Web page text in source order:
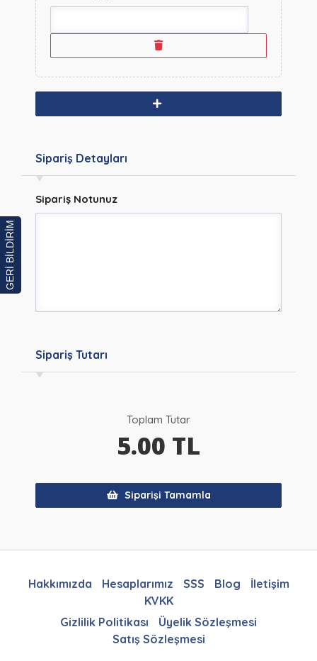
Sipariş Detayları
Sipariş Notunuz
Sipariş Tutarı
Toplam Tutar
5.00 TL
Siparişi Tamamla
Hakkımızda Hesaplarımız SSS Blog
İletişim
KVKK
Gizlilik Politikası
Üyelik Sözleşmesi
Satış Sözleşmesi
GERİ BİLDİRİM